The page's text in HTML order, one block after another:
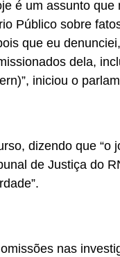
é um assunto
Público sobre
que eu
dela,
iniciou o
dizendo que
de Justiça do
nas